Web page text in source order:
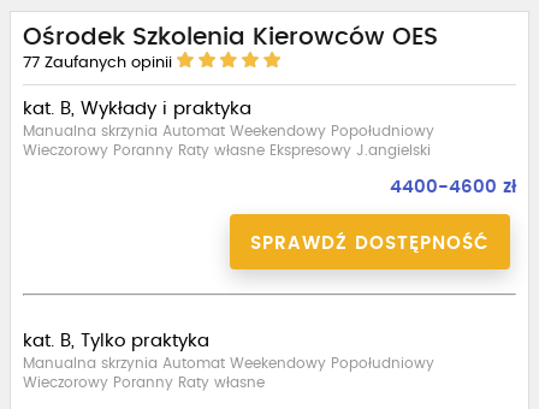
Ośrodek Szkolenia Kierowców OES
77 Zaufanych opinii
kat. B, Wykłady i praktyka
Manualna skrzynia Automat Weekendowy Popołudniowy
Wieczorowy Poranny Raty własne Ekspresowy J.angielski
4400-4600 zł
SPRAWDŹ DOSTĘPNOŚĆ
kat. B, Tylko praktyka
Manualna skrzynia Automat Weekendowy Popołudniowy
Wieczorowy Poranny Raty własne